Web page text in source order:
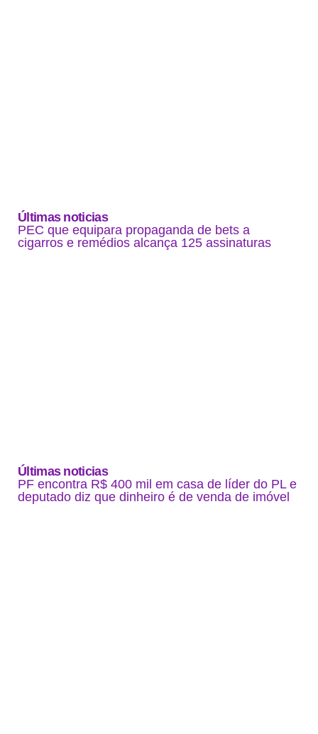
Últimas noticias
PEC que equipara propaganda de bets a
cigarros e remédios alcança 125 assinaturas
Últimas noticias
PF encontra R$ 400 mil em casa de líder do PL e
deputado diz que dinheiro é de venda de imóvel